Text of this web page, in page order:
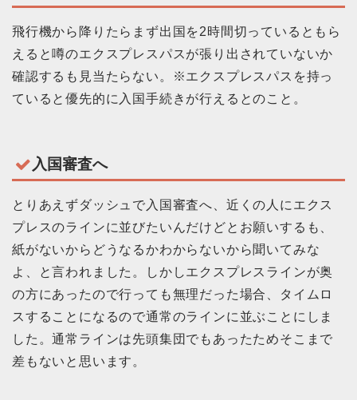
飛行機から降りたらまず出国を2時間切っているともら
えると噂のエクスプレスパスが張り出されていないか
確認するも見当たらない。※エクスプレスパスを持っ
ていると優先的に入国手続きが行えるとのこと。
入国審査へ
とりあえずダッシュで入国審査へ、近くの人にエクス
プレスのラインに並びたいんだけどとお願いするも、
紙がないからどうなるかわからないから聞いてみな
よ、と言われました。しかしエクスプレスラインが奥
の方にあったので行っても無理だった場合、タイムロ
スすることになるので通常のラインに並ぶことにしま
した。通常ラインは先頭集団でもあったためそこまで
差もないと思います。